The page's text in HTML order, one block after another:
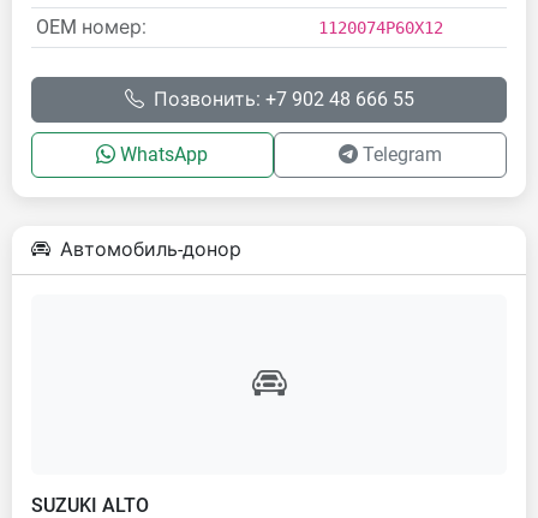
OEM номер:
1120074P60X12
Позвонить: +7 902 48 666 55
WhatsApp Telegram
Автомобиль-донор
SUZUKI ALTO